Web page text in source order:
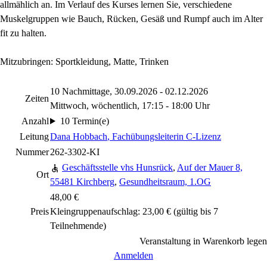
allmählich an. Im Verlauf des Kurses lernen Sie, verschiedene
Muskelgruppen wie Bauch, Rücken, Gesäß und Rumpf auch im Alter
fit zu halten.
Mitzubringen: Sportkleidung, Matte, Trinken
Zeiten
10 Nachmittage, 30.09.2026 - 02.12.2026
Mittwoch, wöchentlich, 17:15 - 18:00 Uhr
Anzahl
10 Termin(e)
LeitungDana Hobbach, Fachübungsleiterin C-Lizenz
Nummer262-3302-KI
Ort
Geschäftsstelle vhs Hunsrück, Auf der Mauer 8,
55481 Kirchberg, Gesundheitsraum, 1.OG
Preis
48,00 €
Kleingruppenaufschlag: 23,00 € (gültig bis 7
Teilnehmende)
Veranstaltung in Warenkorb legen
Anmelden